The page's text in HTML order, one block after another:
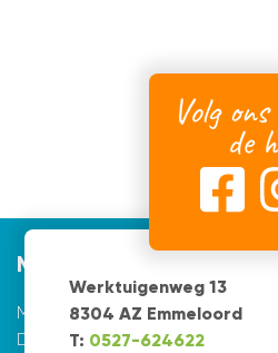
Werktuigenweg 13
8304 AZ Emmeloord
T: 0527-624622
Volg
de
Mijnvormgever
Mijnvormgever.nl: een grafisch
De creatieve ontwerpers